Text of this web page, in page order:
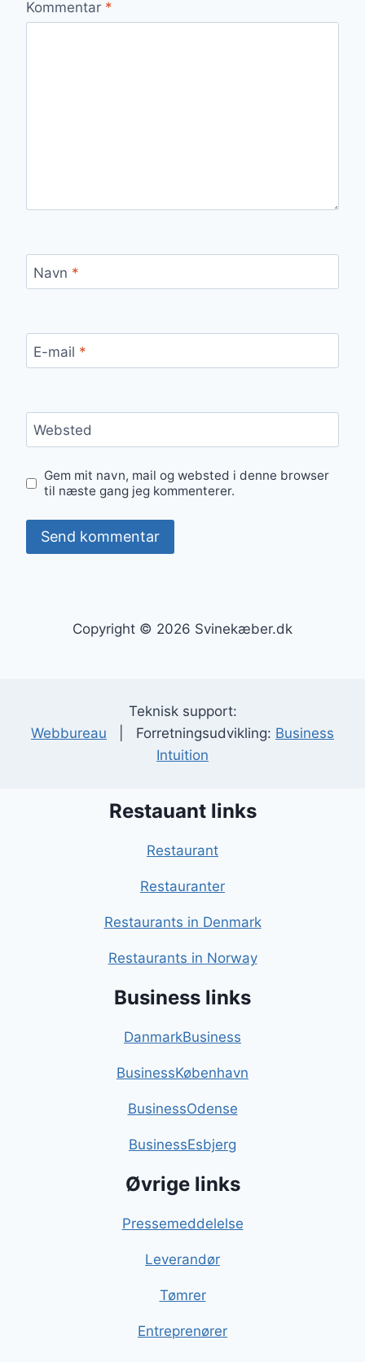
Kommentar *
Navn *
E-mail *
Websted
Gem mit navn, mail og websted i denne browser
til næste gang jeg kommenterer.
Copyright © 2026 Svinekæber.dk
Teknisk support:
Webbureau | Forretningsudvikling: Business
Intuition
Restauant links
Restaurant
Restauranter
Restaurants in Denmark
Restaurants in Norway
Business links
DanmarkBusiness
BusinessKøbenhavn
BusinessOdense
BusinessEsbjerg
Øvrige links
Pressemeddelelse
Leverandør
Tømrer
Entreprenører